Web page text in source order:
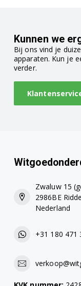
Kunnen we
Bij ons vind je
apparaten. Kun je
verder.
Zwaluw 15
2986BE
Nederland
+31 180 471